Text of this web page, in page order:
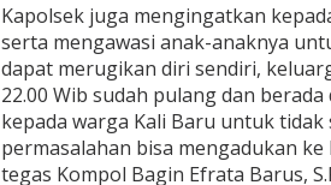
Kapolsek juga mengingatkan
serta mengawasi anak-anaknya
dapat merugikan diri sendiri,
22.00 Wib sudah pulang dan
kepada warga Kali Baru untuk
permasalahan bisa mengadukan ke
tegas Kompol Bagin Efrata Barus,